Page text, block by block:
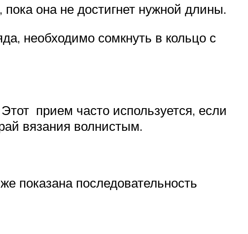
она не достигнет нужной длины.
необходимо сомкнуть в кольцо с
прием часто используется, если
вязания волнистым.
показана последовательность